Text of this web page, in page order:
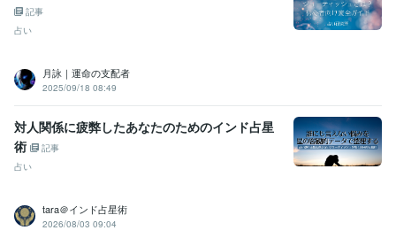
記事
占い
月詠｜運命の支配者
2025/09/18 08:49
対人関係に疲弊したあなたのためのインド占星
術
記事
占い
tara＠インド占星術
2026/08/03 09:04